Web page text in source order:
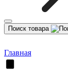
Поиск товара
Главная